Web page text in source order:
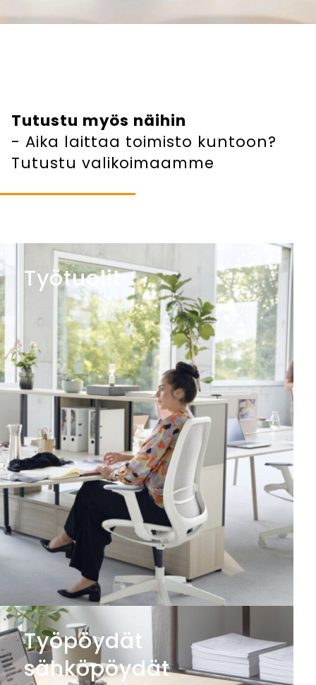
Tutustu myös näihin
- Aika laittaa toimisto kuntoon?
Tutustu valikoimaamme
Työtuolit
Työpöydät
sähköpöydät